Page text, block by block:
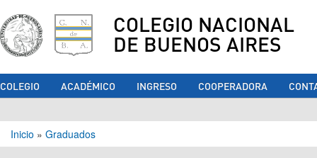
COLEGIO NACIONAL
DE BUENOS AIRES
COLEGIO ACADÉMICO INGRESO COOPERADORA
Se encuentra usted aquí
Inicio » Graduados